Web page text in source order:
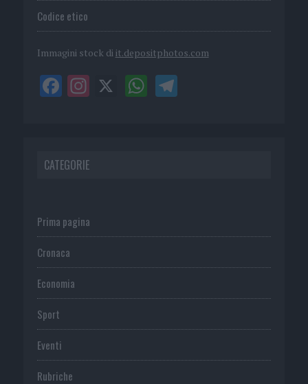
Codice etico
Immagini stock di it.depositphotos.com
CATEGORIE
Prima pagina
Cronaca
Economia
Sport
Eventi
Rubriche